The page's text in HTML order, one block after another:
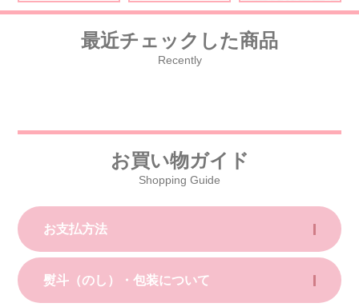
最近チェックした商品
Recently
お買い物ガイド
Shopping Guide
お支払方法
熨斗（のし）・包装について